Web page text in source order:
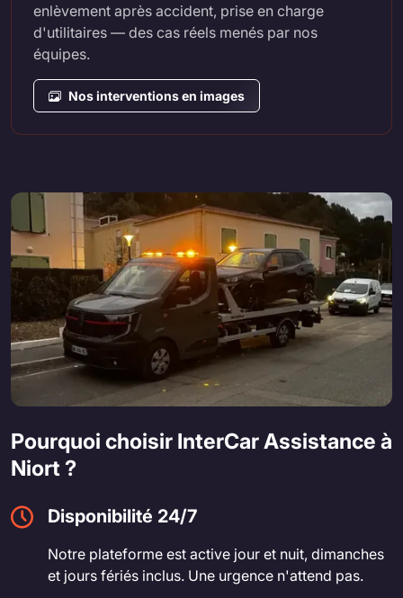
enlèvement après accident, prise en charge
d'utilitaires — des cas réels menés par nos
équipes.
Nos interventions en images
Pourquoi choisir InterCar Assistance à
Niort ?
Disponibilité 24/7
Notre plateforme est active jour et nuit, dimanches
et jours fériés inclus. Une urgence n'attend pas.